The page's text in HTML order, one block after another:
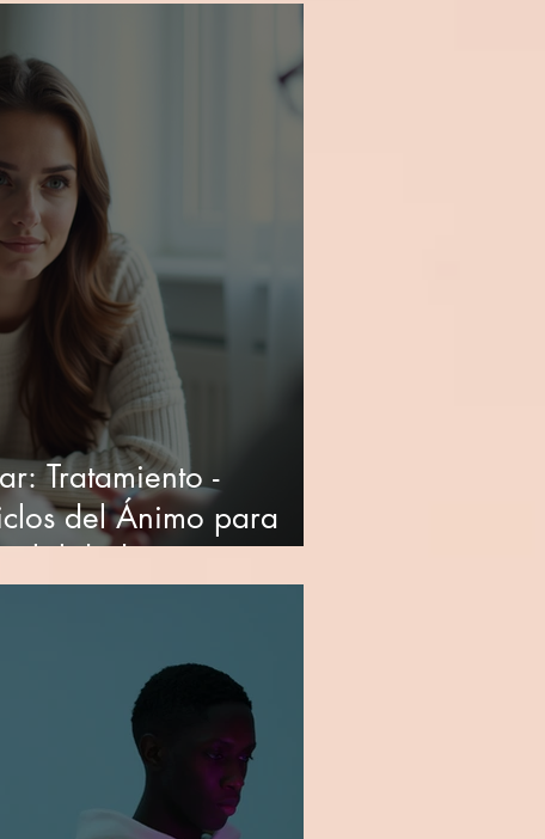
Tratamiento -
del Ánimo para